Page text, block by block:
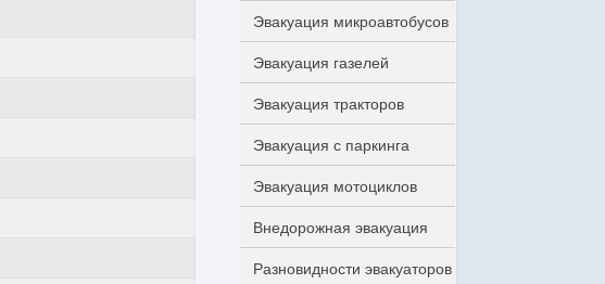
Эвакуация микроавтобусов
Эвакуация газелей
Эвакуация тракторов
Эвакуация с паркинга
Эвакуация мотоциклов
Внедорожная эвакуация
Разновидности эвакуаторов